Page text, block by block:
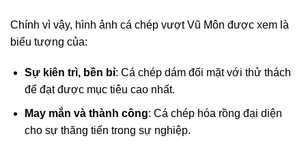
Chính vì vậy, hình ảnh cá chép vượt Vũ Môn được xem là
biểu tượng của:
Sự kiên trì, bền bỉ: Cá chép dám đối mặt với thử thách
để đạt được mục tiêu cao nhất.
May mắn và thành công: Cá chép hóa rồng đại diện
cho sự thăng tiến trong sự nghiệp.